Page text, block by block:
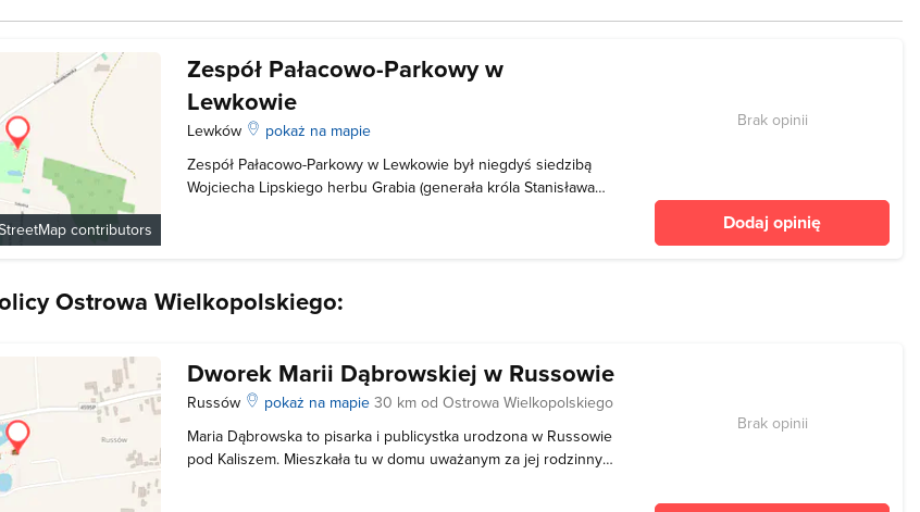
contributors
Zespół Pałacowo-Parkowy w
Lewkowie
Lewków
pokaż na mapie
Zespół Pałacowo-Parkowy w Lewkowie był niegdyś siedzibą
Wojciecha Lipskiego herbu Grabia (generała króla Stanisława
Brak opinii
Dodaj opinię
Ostrowa Wielkopolskiego:
Dworek Marii Dąbrowskiej w Russowie
Russów pokaż na mapie30 km od Ostrowa Wielkopolskiego
Maria Dąbrowska to pisarka i publicystka urodzona w Russowie
pod Kaliszem. Mieszkała tu w domu uważanym za jej rodzinny,
Brak opinii